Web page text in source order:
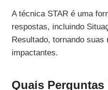
A técnica STAR é uma
respostas, incluindo
Resultado, tornando
impactantes.
Quais Perguntas